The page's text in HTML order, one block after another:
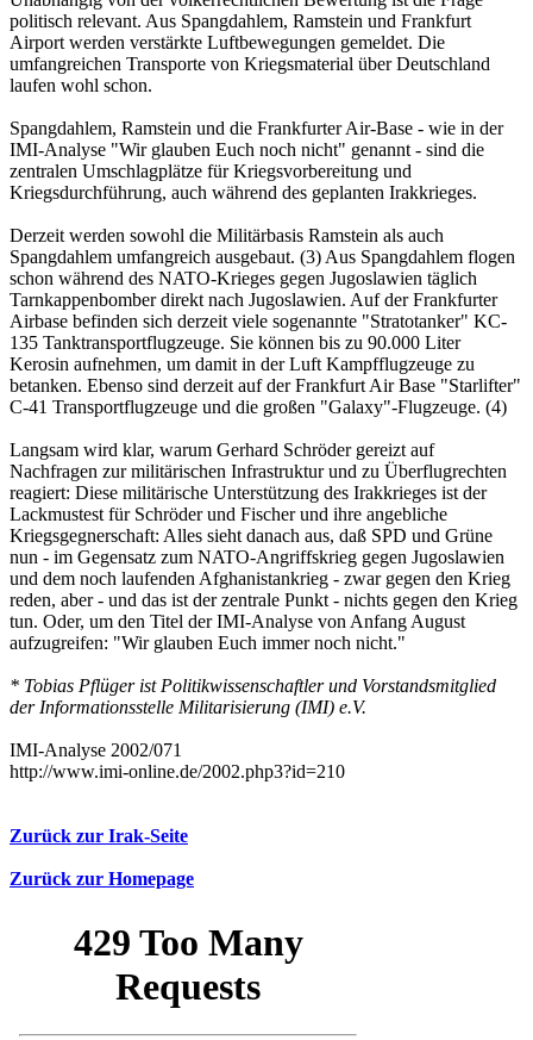
politisch relevant. Aus Spangdahlem, Ramstein und Frankfurt
Airport werden verstärkte Luftbewegungen gemeldet. Die
umfangreichen Transporte von Kriegsmaterial über Deutschland
laufen wohl schon.
Spangdahlem, Ramstein und die Frankfurter Air-Base - wie in der
IMI-Analyse "Wir glauben Euch noch nicht" genannt - sind die
zentralen Umschlagplätze für Kriegsvorbereitung und
Kriegsdurchführung, auch während des geplanten Irakkrieges.
Derzeit werden sowohl die Militärbasis Ramstein als auch
Spangdahlem umfangreich ausgebaut. (3) Aus Spangdahlem flogen
schon während des NATO-Krieges gegen Jugoslawien täglich
Tarnkappenbomber direkt nach Jugoslawien. Auf der Frankfurter
Airbase befinden sich derzeit viele sogenannte "Stratotanker" KC-
135 Tanktransportflugzeuge. Sie können bis zu 90.000 Liter
Kerosin aufnehmen, um damit in der Luft Kampfflugzeuge zu
betanken. Ebenso sind derzeit auf der Frankfurt Air Base "Starlifter"
C-41 Transportflugzeuge und die großen "Galaxy"-Flugzeuge. (4)
Langsam wird klar, warum Gerhard Schröder gereizt auf
Nachfragen zur militärischen Infrastruktur und zu Überflugrechten
reagiert: Diese militärische Unterstützung des Irakkrieges ist der
Lackmustest für Schröder und Fischer und ihre angebliche
Kriegsgegnerschaft: Alles sieht danach aus, daß SPD und Grüne
nun - im Gegensatz zum NATO-Angriffskrieg gegen Jugoslawien
und dem noch laufenden Afghanistankrieg - zwar gegen den Krieg
reden, aber - und das ist der zentrale Punkt - nichts gegen den Krieg
tun. Oder, um den Titel der IMI-Analyse von Anfang August
aufzugreifen: "Wir glauben Euch immer noch nicht."
* Tobias Pflüger ist Politikwissenschaftler und Vorstandsmitglied
der Informationsstelle Militarisierung (IMI) e.V.
IMI-Analyse 2002/071
http://www.imi-online.de/2002.php3?id=210
Zurück zur Irak-Seite
Zurück zur Homepage